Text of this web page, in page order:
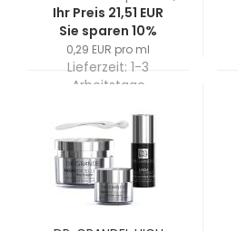
Ihr Preis 21,51 EUR
Sie sparen 10%
0,29 EUR pro ml
Lieferzeit: 1-3
Arbeitstage